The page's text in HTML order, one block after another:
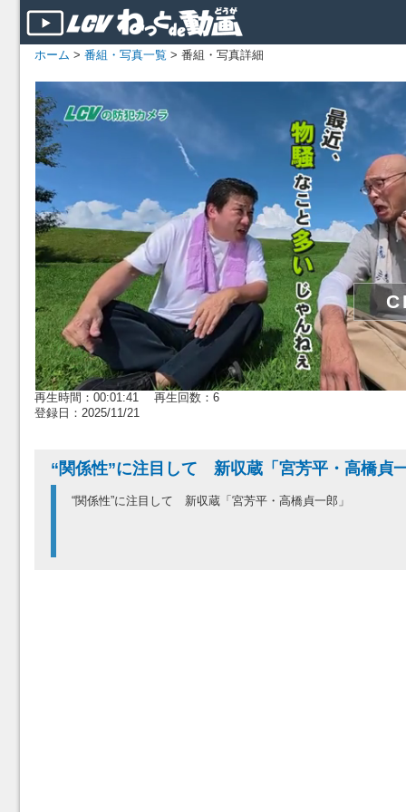
ホーム > 番組・写真一覧 > 番組・写真詳細
再生時間：00:01:41 再生回数：6
登録日：2025/11/21
“関係性”に注目して 新収蔵「宮芳平・高橋
“関係性”に注目して 新収蔵「宮芳平・高橋貞一郎」